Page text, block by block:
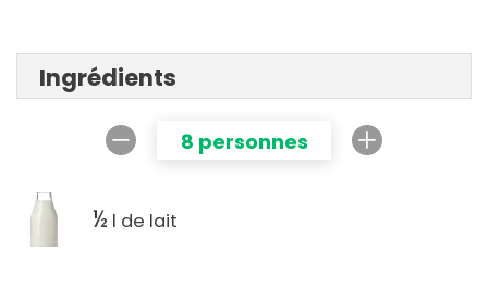
Ingrédients
8 personnes
½ l de lait